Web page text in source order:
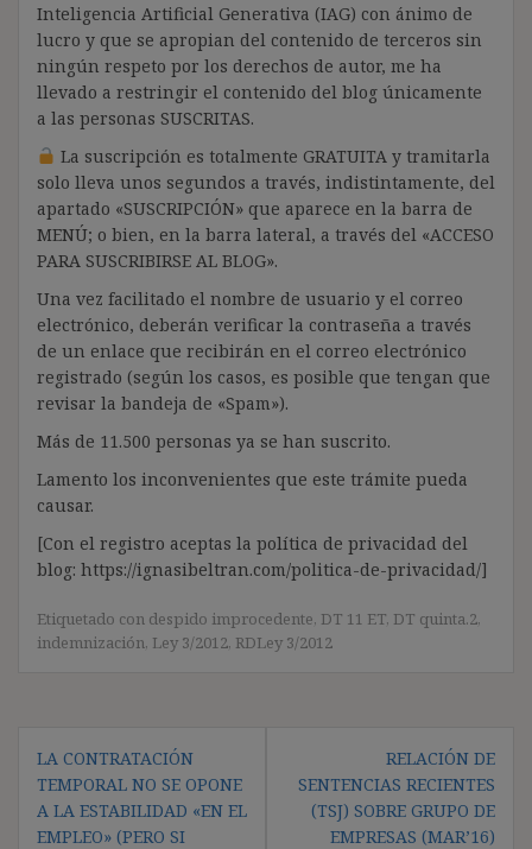
Inteligencia Artificial Generativa (IAG) con ánimo de
lucro y que se apropian del contenido de terceros sin
ningún respeto por los derechos de autor, me ha
llevado a restringir el contenido del blog únicamente
a las personas SUSCRITAS.
La suscripción es totalmente GRATUITA y tramitarla
solo lleva unos segundos a través, indistintamente, del
apartado «SUSCRIPCIÓN» que aparece en la barra de
MENÚ; o bien, en la barra lateral, a través del «ACCESO
PARA SUSCRIBIRSE AL BLOG».
Una vez facilitado el nombre de usuario y el correo
electrónico, deberán verificar la contraseña a través
de un enlace que recibirán en el correo electrónico
registrado (según los casos, es posible que tengan que
revisar la bandeja de «Spam»).
Más de 11.500 personas ya se han suscrito.
Lamento los inconvenientes que este trámite pueda
causar.
[Con el registro aceptas la política de privacidad del
blog: https://ignasibeltran.com/politica-de-privacidad/]
Etiquetado con despido improcedente, DT 11 ET, DT quinta.2,
indemnización, Ley 3/2012, RDLey 3/2012
Navegación
de
entradas
LA CONTRATACIÓN
TEMPORAL NO SE OPONE
A LA ESTABILIDAD «EN EL
EMPLEO» (PERO SI
RELACIÓN DE
SENTENCIAS RECIENTES
(TSJ) SOBRE GRUPO DE
EMPRESAS (MAR’16)